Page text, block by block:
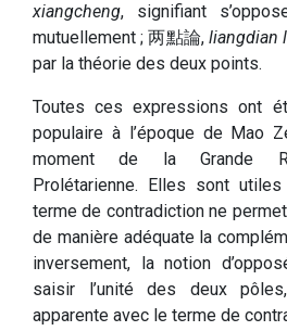
xiangcheng, signifiant
mutuellement ; 两點論,liangdian
par la théorie des deux points.
Toutes ces expressions ont
populaire à l’époque de Mao
moment de la Grande
Prolétarienne. Elles sont
terme de contradiction ne
de manière adéquate la
inversement, la notion
saisir l’unité des deux
apparente avec le terme de